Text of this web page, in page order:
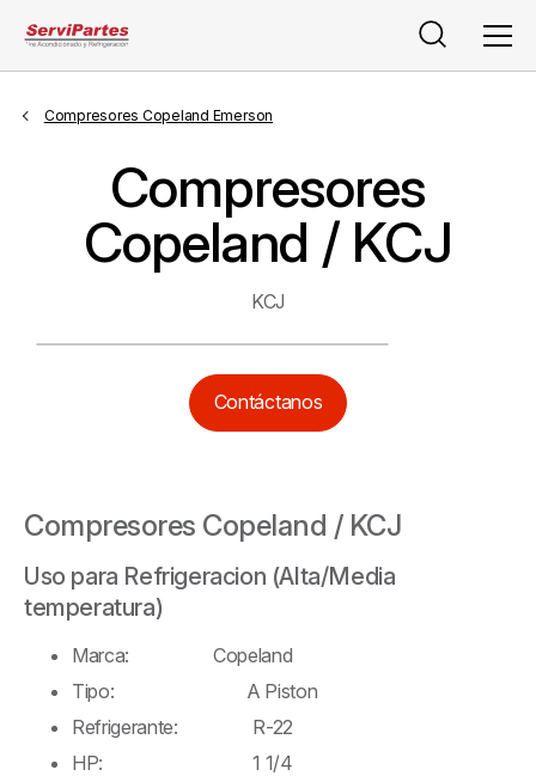
Buscar
Compresores Copeland Emerson
Compresores
Copeland / KCJ
KCJ
Contáctanos
Compresores Copeland / KCJ
Uso para Refrigeracion (Alta/Media
temperatura)
Marca: Copeland
Tipo: A Piston
Refrigerante: R-22
HP: 1 1/4